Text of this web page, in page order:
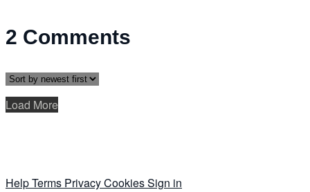
2 Comments
Load More
HelpTerms PrivacyCookiesSign in